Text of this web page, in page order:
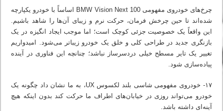
چرخ‌های خودروی مفهومی BMW Vision Next 100 اساساً با خودرو یکپارچه
شده‌اند تا حین چرخش فرمان، حرکت نرم و زیبای آن‌ها را شاهد باشیم.
این واقعاً یک خصوصیت جزئی کوچک است؛ اما موجب ایجاد انگیزه در یک
بازنگری جدید در طراحی کلی و خلق یک خودرو زیباتر می‌شود. امیدواریم
تغییر یک تایر مسطح خیلی دردسرساز نباشد؛ چنانچه این فناوری در آینده
پیاده‌سازی شود.
۱۷- خودروی مفهومی شاسی بلند لکسوس UX، به ما نشان داد چگونه یک
خودرو می‌تواند روزی در خیابان‌های اطراف ما حرکت کند بدون اینکه هیچ
آینه‌ای داشته باشد.